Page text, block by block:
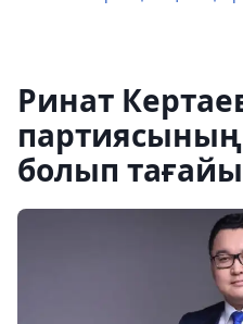
Ринат
болып